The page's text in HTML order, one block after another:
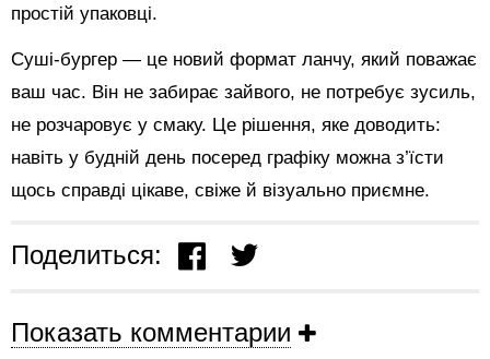
простій упаковці.
Суші-бургер — це новий формат ланчу, який поважає
ваш час. Він не забирає зайвого, не потребує зусиль,
не розчаровує у смаку. Це рішення, яке доводить:
навіть у будній день посеред графіку можна з’їсти
щось справді цікаве, свіже й візуально приємне.
Поделиться:
Показать комментарии